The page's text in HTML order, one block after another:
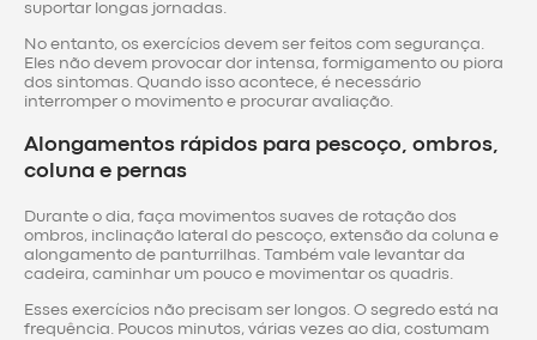
suportar longas jornadas.
No entanto, os exercícios devem ser feitos com segurança.
Eles não devem provocar dor intensa, formigamento ou piora
dos sintomas. Quando isso acontece, é necessário
interromper o movimento e procurar avaliação.
Alongamentos rápidos para pescoço, ombros,
coluna e pernas
Durante o dia, faça movimentos suaves de rotação dos
ombros, inclinação lateral do pescoço, extensão da coluna e
alongamento de panturrilhas. Também vale levantar da
cadeira, caminhar um pouco e movimentar os quadris.
Esses exercícios não precisam ser longos. O segredo está na
frequência. Poucos minutos, várias vezes ao dia, costumam